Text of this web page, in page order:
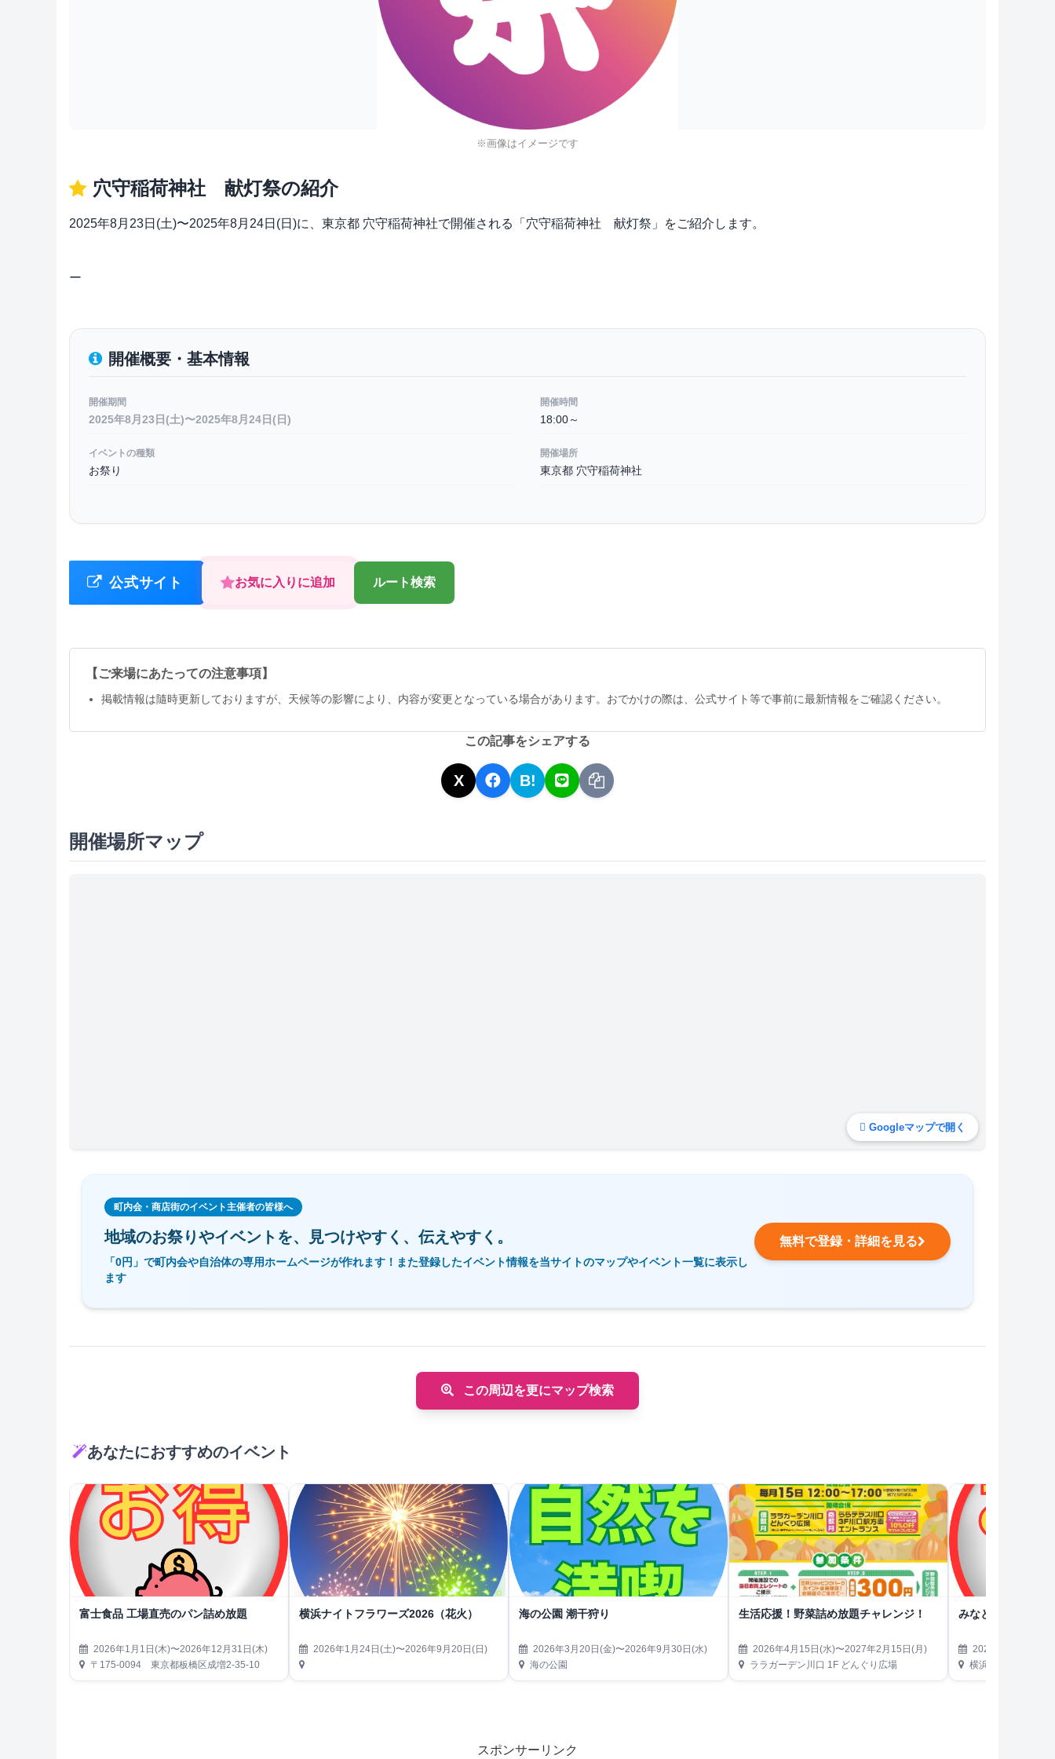
※画像はイメージです
穴守稲荷神社 献灯祭の紹介
2025年8月23日(土)〜2025年8月24日(日)に、東京都 穴守稲荷神社で開催される「穴守稲荷神社 献灯祭」をご紹介します。
ー
開催概要・基本情報
開催期間
2025年8月23日(土)〜2025年8月24日(日)
開催時間
18:00～
イベントの種類
お祭り
開催場所
東京都 穴守稲荷神社
公式サイト お気に入りに追加 ルート検索
【ご来場にあたっての注意事項】
掲載情報は隨時更新しておりますが、天候等の影響により、内容が変更となっている場合があります。おでかけの際は、公式サイト等で事前に最新情報をご確認ください。
この記事をシェアする
X B!
開催場所マップ
Googleマップで開く
町内会・商店街のイベント主催者の皆様へ
地域のお祭りやイベントを、 見つけやすく、伝えやすく。
「0円」で町内会や自治体の専用ホームページが作れます！また登録したイベント情報を当サイトのマップやイベント一覧に表示し
ます
無料で登録・詳細を見る
この周辺を更にマップ検索
あなたにおすすめのイベント
富士食品 工場直売のパン詰め放題
2026年1月1日(木)〜2026年12月31日(木)
〒175-0094 東京都板橋区成増2-35-10
横浜ナイトフラワーズ2026（花火）
2026年1月24日(土)〜2026年9月20日(日)
海の公園 潮干狩り
2026年3月20日(金)〜2026年9月30日(水)
海の公園
生活応援！野菜詰め放題チャレンジ！
2026年4月15日(水)〜2027年2月15日(月)
ララガーデン川口 1F どんぐり広場
みなとみらい熱気
2026年4月19日(
横浜ハンマーヘッド第3駐
スポンサーリンク